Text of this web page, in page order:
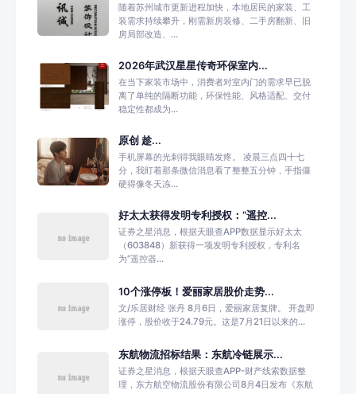
随着苏州城市更新进程加快，本地居民的家装、工
装需求持续攀升，刚需新房装修、二手房翻新、旧
房局部改造、...
2026年武汉星星传奇环保室内...
在当下家装市场中，消费者对室内门的需求早已脱
离了单纯的隔断功能，环保性能、风格适配、交付
稳定性都成为...
原创 趁...
手机屏幕的光刺得我眼睛发疼。 凌晨三点四十七
分，我盯着那条微信消息看了整整五分钟，手指僵
硬得像冬天冻...
好太太获得发明专利授权：“遥控...
证券之星消息，根据天眼查APP数据显示好太太
（603848）新获得一项发明专利授权，专利名
为“遥控器...
10个涨停板！爱丽家居股价走势...
文/乐居财经 张丹 8月6日，爱丽家居复牌。 开盘即
涨停，股价收于24.79元。这是7月21日以来的...
东航物流招标结果：东航冷链展示...
证券之星消息，根据天眼查APP-财产线索数据整
理，东方航空物流股份有限公司8月4日发布《东航